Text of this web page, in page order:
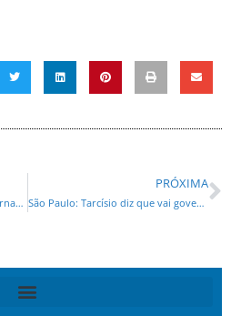
Eleições 2022: confira os 12 governadores eleitos no 2º turno
PRÓXIMA
São Paulo: Tarcísio diz que vai governar para todos